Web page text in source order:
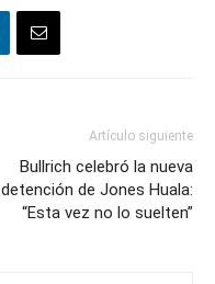
Artículo siguiente
Bullrich celebró la nueva
detención de Jones Huala:
“Esta vez no lo suelten”